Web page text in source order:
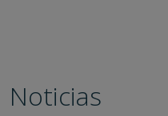
Noticias